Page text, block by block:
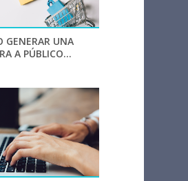
GENERAR UNA
A PÚBLICO...